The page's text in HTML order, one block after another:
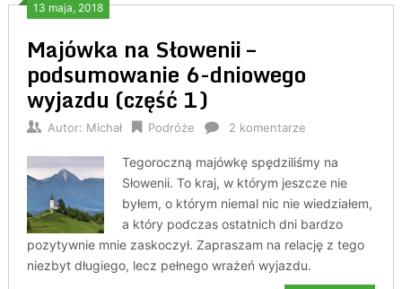
13 maja, 2018
Majówka na Słowenii –
podsumowanie 6-dniowego
wyjazdu (część 1)
Autor: Michał Podróże 2 komentarze
Tegoroczną majówkę spędziliśmy na
Słowenii. To kraj, w którym jeszcze nie
byłem, o którym niemal nic nie wiedziałem,
a który podczas ostatnich dni bardzo
pozytywnie mnie zaskoczył. Zapraszam na relację z tego
niezbyt długiego, lecz pełnego wrażeń wyjazdu.